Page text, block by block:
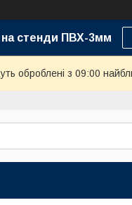
на стенди ПВХ-3мм
оброблені з 09:00